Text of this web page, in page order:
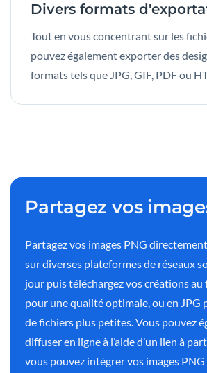
Divers formats
Tout en vous concentrant sur les
pouvez également exporter des
formats tels que JPG, GIF, PDF ou
Partagez vos
Partagez vos images PNG
sur diverses plateformes de réseaux
jour puis téléchargez vos créations
pour une qualité optimale, ou en JPG
de fichiers plus petites. Vous pouvez
diffuser en ligne à l’aide d’un lien à
vous pouvez intégrer vos images